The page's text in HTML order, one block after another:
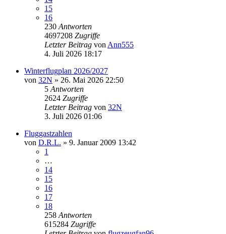
15
16
230 Antworten
4697208 Zugriffe
Letzter Beitrag von Ann555
4. Juli 2026 18:17
Winterflugplan 2026/2027
von 32N » 26. Mai 2026 22:50
5 Antworten
2624 Zugriffe
Letzter Beitrag von 32N
3. Juli 2026 01:06
Fluggastzahlen
von D.R.L. » 9. Januar 2009 13:42
1
…
14
15
16
17
18
258 Antworten
615284 Zugriffe